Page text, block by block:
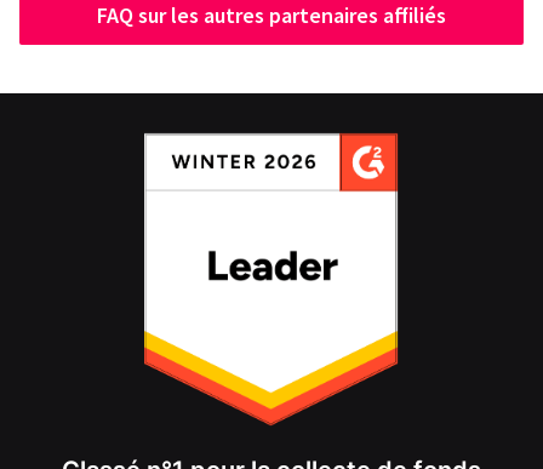
FAQ sur les autres partenaires affiliés